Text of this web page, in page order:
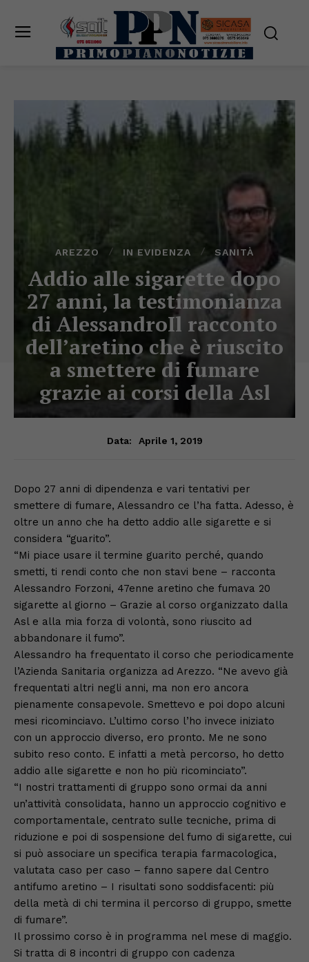
AREZZO IN EVIDENZA SANITÀ
Addio alle sigarette dopo
27 anni, la testimonianza
di AlessandroIl racconto
dell’aretino che è riuscito
a smettere di fumare
grazie ai corsi della Asl
Data: Aprile 1, 2019
Dopo 27 anni di dipendenza e vari tentativi per
smettere di fumare, Alessandro ce l’ha fatta. Adesso, è
oltre un anno che ha detto addio alle sigarette e si
considera “guarito”.
“Mi piace usare il termine guarito perché, quando
smetti, ti rendi conto che non stavi bene – racconta
Alessandro Forzoni, 47enne aretino che fumava 20
sigarette al giorno – Grazie al corso organizzato dalla
Asl e alla mia forza di volontà, sono riuscito ad
abbandonare il fumo”.
Alessandro ha frequentato il corso che periodicamente
l’Azienda Sanitaria organizza ad Arezzo. “Ne avevo già
frequentati altri negli anni, ma non ero ancora
pienamente consapevole. Smettevo e poi dopo alcuni
mesi ricominciavo. L’ultimo corso l’ho invece iniziato
con un approccio diverso, ero pronto. Me ne sono
subito reso conto. E infatti a metà percorso, ho detto
addio alle sigarette e non ho più ricominciato”.
“I nostri trattamenti di gruppo sono ormai da anni
un’attività consolidata, hanno un approccio cognitivo e
comportamentale, centrato sulle tecniche, prima di
riduzione e poi di sospensione del fumo di sigarette, cui
si può associare un specifica terapia farmacologica,
valutata caso per caso – fanno sapere dal Centro
antifumo aretino – I risultati sono soddisfacenti: più
della metà di chi termina il percorso di gruppo, smette
di fumare”.
Il prossimo corso è in programma nel mese di maggio.
Si tratta di 8 incontri di gruppo con cadenza